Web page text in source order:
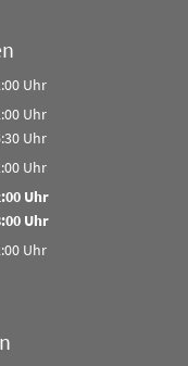
Uhr
08:00 bis 12:00 Uhr
Uhr
08:00 bis 12:00 Uhr
Uhr
14:30 bis 16:30 Uhr
Uhr
08:00 bis 12:00 Uhr
Uhr
08:00 bis 12:00 Uhr
Uhr
14:30 bis 18:00 Uhr
Uhr